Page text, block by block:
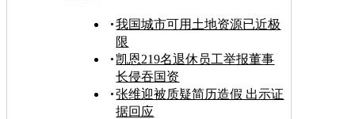
我国城市可用土地资源已近极
限
凯恩219名退休员工举报董事
长侵吞国资
张维迎被质疑简历造假 出示证
据回应